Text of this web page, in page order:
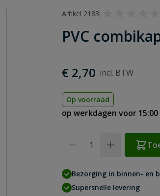
Artikel 2183
PVC
€ 2,70
Op voorraad
op werkdagen voor
Bezorging in binnen- en
Supersnelle levering